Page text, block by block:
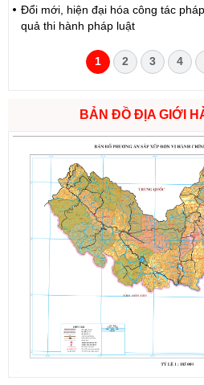
Đổi mới, hiện đại hóa công tác
quả thi hành pháp luật
1 2 3 4
BẢN ĐỒ ĐỊA GIỚI
Số: 1721/QĐ-UBND
Tên:(Quyết định Phê duyệt phương
đất đối với 04 thửa đất thương mại,
bàn tỉnh Lai Châu)
Ngày ban hành: (07/08/2026) -Ngày
6731/UBND-KTN
Tên:(Công văn V/v triển khai thực